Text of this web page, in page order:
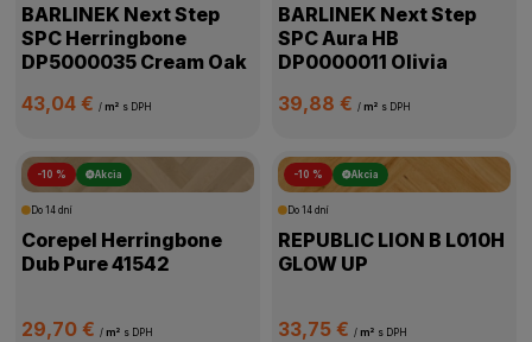
BARLINEK Next Step
SPC Herringbone
DP5000035 Cream Oak
43,04 €/ m² s DPH
BARLINEK Next Step
SPC Aura HB
DP0000011 Olivia
39,88 € / m² s DPH
-10 % Akcia
Do 14 dní
Corepel Herringbone
Dub Pure 41542
29,70 €/ m² s DPH
-10 % Akcia
Do 14 dní
REPUBLIC LION B L010H
GLOW UP
33,75 € / m² s DPH